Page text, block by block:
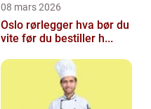
08 mars 2026
Oslo rørlegger hva bør du
vite før du bestiller h...